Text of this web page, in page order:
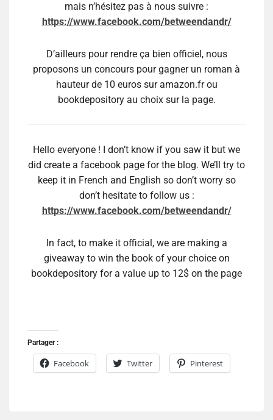
mais n’hésitez pas à nous suivre :
https://www.facebook.com/betweendandr/
D’ailleurs pour rendre ça bien officiel, nous
proposons un concours pour gagner un roman à
hauteur de 10 euros sur amazon.fr ou
bookdepository au choix sur la page.
Hello everyone ! I don’t know if you saw it but we
did create a facebook page for the blog. We’ll try to
keep it in French and English so don’t worry so
don’t hesitate to follow us :
https://www.facebook.com/betweendandr/
In fact, to make it official, we are making a
giveaway to win the book of your choice on
bookdepository for a value up to 12$ on the page
Partager :
Facebook Twitter Pinterest